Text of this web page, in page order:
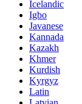
Icelandic
Igbo
Javanese
Kannada
Kazakh
Khmer
Kurdish
Kyrgyz
Latin